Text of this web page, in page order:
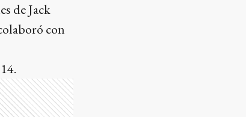
de Jack
con